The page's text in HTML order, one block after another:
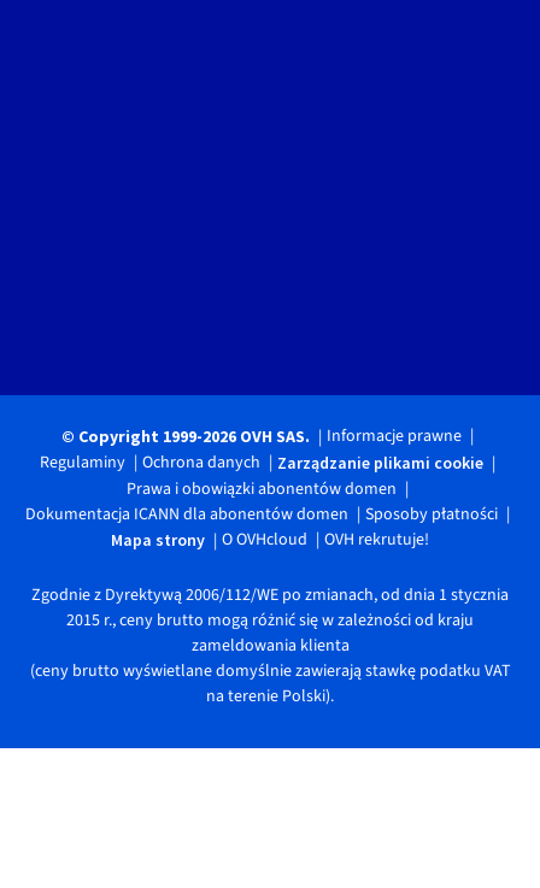
© Copyright 1999-2026 OVH SAS.
Informacje prawne
Regulaminy
Ochrona danych Zarządzanie plikami cookie
Prawa i obowiązki abonentów domen
Dokumentacja ICANN dla abonentów domen
Sposoby płatności
Mapa strony O OVHcloud OVH rekrutuje!
Zgodnie z Dyrektywą 2006/112/WE po zmianach, od dnia 1 stycznia
2015 r., ceny brutto mogą różnić się w zależności od kraju
zameldowania klienta
(ceny brutto wyświetlane domyślnie zawierają stawkę podatku VAT
na terenie Polski).